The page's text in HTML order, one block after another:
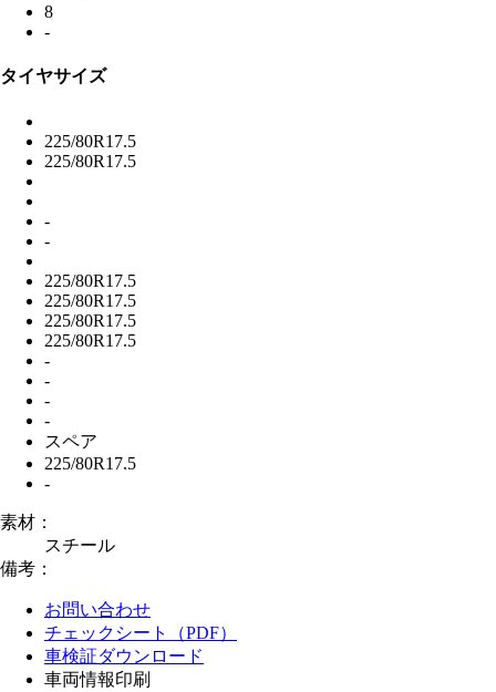
8
-
タイヤサイズ
225/80R17.5
225/80R17.5
-
-
225/80R17.5
225/80R17.5
225/80R17.5
225/80R17.5
-
-
-
-
スペア
225/80R17.5
-
素材：
スチール
備考：
お問い合わせ
チェックシート（PDF）
車検証ダウンロード
車両情報印刷